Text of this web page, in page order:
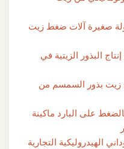
صغيرة آلات ضغط زيت
البذور الزيتية في
زيت بذور السمسم من
على البارد ماكينة
الهيدروليكية التجارية